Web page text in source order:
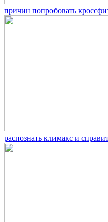
причин попробовать
распознать климакс и